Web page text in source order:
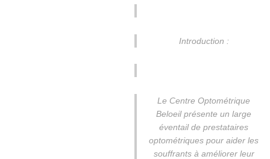
Introduction :
Le Centre Optométrique
Beloeil présente un large
éventail de prestataires
optométriques pour aider les
souffrants à améliorer leur